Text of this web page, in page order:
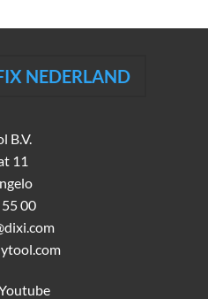
NEDERLAND
B.V.
11
00